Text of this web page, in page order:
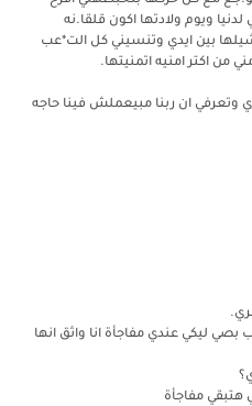
ويوم ولادتها اكون قلقا.نه
بين ايدي وتنسيني كل الت*عب
من اكتر امنيه اتمنيتها.
ان ربنا مبيعملش فينا حاجه
ليكي عندي مفاجأة انا واثق انها
مفاجأة